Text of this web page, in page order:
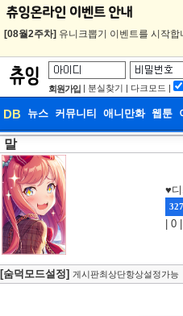
[08월2주차] 유니크뽑기 이벤트를 시작합
회원가입 | 분실찾기 | 다크모드 |
DB 뉴스 커뮤니티 애니만화 웹툰
말
♥
|
[숨덕모드설정] 게시판최상단항상설정가능